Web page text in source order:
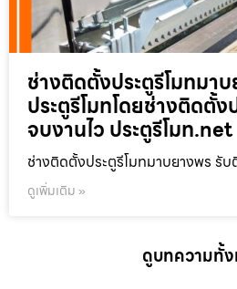
ช่างติดตั้งประตูรีโมทมา
ประตูรีโมทโดยช่างติดตั้
จบงานไว ประตูรีโมท.net
ช่างติดตั้งประตูรีโมทมาบยางพร รั
ดูเพิ่มเติม »
ดูบทความทั้